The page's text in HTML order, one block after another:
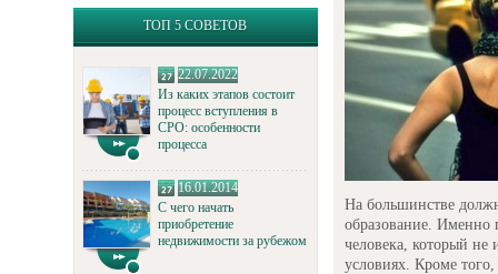
ТОП 5 СОВЕТОВ
22.07.2022
Из каких этапов состоит
процесс вступления в
СРО: особенности
процесса
16.01.2014
С чего начать
приобретение
недвижимости за рубежом
На большинстве
образование. Именно
человека, который не
условиях. Кроме